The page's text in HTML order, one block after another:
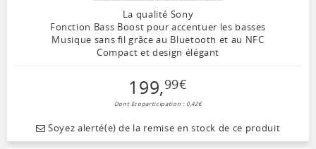
La qualité Sony
Fonction Bass Boost pour accentuer les basses
Musique sans fil grâce au Bluetooth et au NFC
Compact et design élégant
199,99€
Dont Ecoparticipation : 0,42€
Soyez alerté(e) de la remise en stock de ce produit